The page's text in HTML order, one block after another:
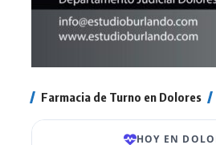
Farmacia de Turno en Dolores